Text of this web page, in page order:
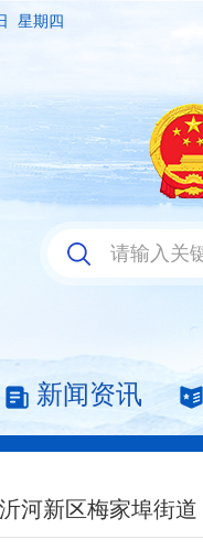
星期四
新闻资讯
沂河新区梅家埠街道